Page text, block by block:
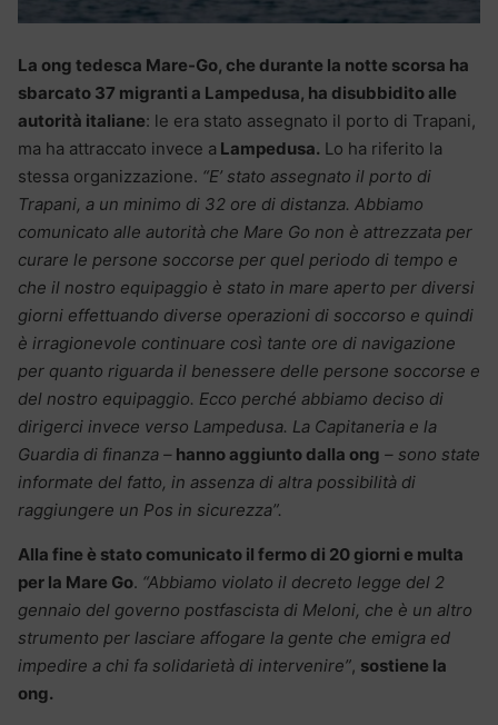
La ong tedesca Mare-Go, che durante la notte scorsa ha
sbarcato 37 migranti a Lampedusa, ha disubbidito alle
autorità italiane: le era stato assegnato il porto di Trapani,
ma ha attraccato invece a Lampedusa. Lo ha riferito la
stessa organizzazione. “E’ stato assegnato il porto di
Trapani, a un minimo di 32 ore di distanza. Abbiamo
comunicato alle autorità che Mare Go non è attrezzata per
curare le persone soccorse per quel periodo di tempo e
che il nostro equipaggio è stato in mare aperto per diversi
giorni effettuando diverse operazioni di soccorso e quindi
è irragionevole continuare così tante ore di navigazione
per quanto riguarda il benessere delle persone soccorse e
del nostro equipaggio. Ecco perché abbiamo deciso di
dirigerci invece verso Lampedusa. La Capitaneria e la
Guardia di finanza – hanno aggiunto dalla ong – sono state
informate del fatto, in assenza di altra possibilità di
raggiungere un Pos in sicurezza”.
Alla fine è stato comunicato il fermo di 20 giorni e multa
per la Mare Go. “Abbiamo violato il decreto legge del 2
gennaio del governo postfascista di Meloni, che è un altro
strumento per lasciare affogare la gente che emigra ed
impedire a chi fa solidarietà di intervenire”, sostiene la
ong.